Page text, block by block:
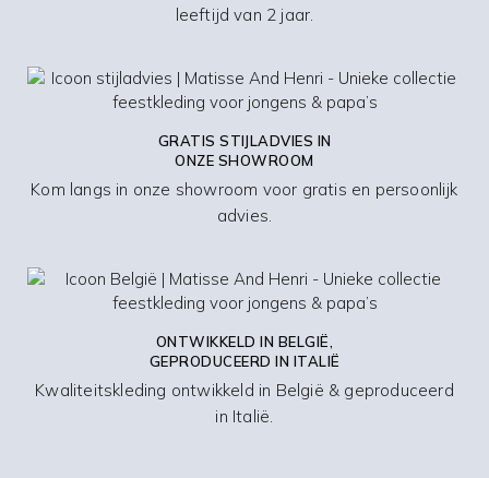
leeftijd van 2 jaar.
GRATIS STIJLADVIES IN
ONZE SHOWROOM
Kom langs in onze showroom voor gratis en persoonlijk
advies.
ONTWIKKELD IN BELGIË,
GEPRODUCEERD IN ITALIË
Kwaliteitskleding ontwikkeld in België & geproduceerd
in Italië.